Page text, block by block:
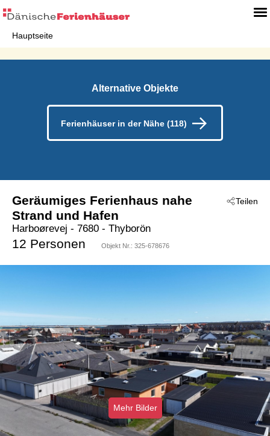
Hauptseite
Alternative Objekte
Ferienhäuser in der Nähe (118)
Teilen
Geräumiges Ferienhaus nahe
Strand und Hafen
Harboørevej - 7680 - Thyborön
12 Personen Objekt Nr.: 325-678676
Mehr Bilder